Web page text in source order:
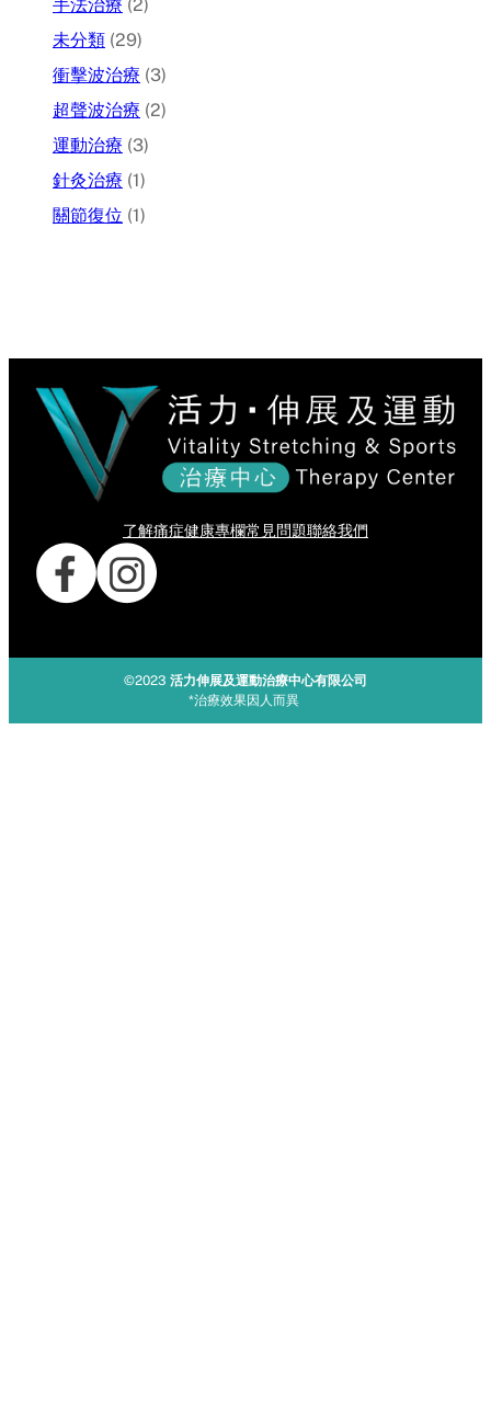
手法治療 (2)
未分類 (29)
衝擊波治療 (3)
超聲波治療 (2)
運動治療 (3)
針灸治療 (1)
關節復位 (1)
了解痛症健康專欄常見問題聯絡我們
©2023 活力伸展及運動治療中心有限公司
*治療效果因人而異